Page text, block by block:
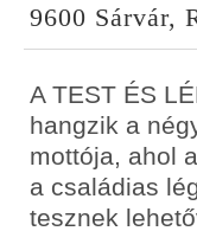
9600 Sárvár,
A TEST ÉS
hangzik a
mottója, ahol
a családias
tesznek